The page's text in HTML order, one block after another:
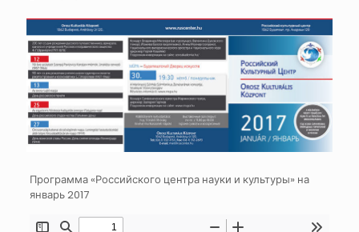
Программа «Российского центра науки и культуры» на
январь 2017